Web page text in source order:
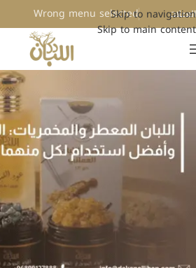
Skip to navigation
Skip to main content
العملات Wrong menu selected